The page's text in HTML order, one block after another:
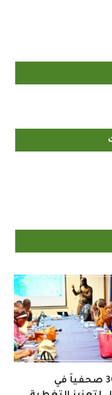
تدريب 30 صحفياً في